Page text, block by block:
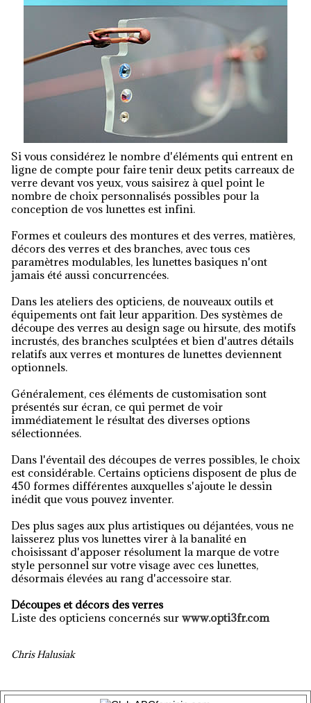
Si vous considérez le nombre d'éléments qui entrent en
ligne de compte pour faire tenir deux petits carreaux de
verre devant vos yeux, vous saisirez à quel point le
nombre de choix personnalisés possibles pour la
conception de vos lunettes est infini.
Formes et couleurs des montures et des verres, matières,
décors des verres et des branches, avec tous ces
paramètres modulables, les lunettes basiques n'ont
jamais été aussi concurrencées.
Dans les ateliers des opticiens, de nouveaux outils et
équipements ont fait leur apparition. Des systèmes de
découpe des verres au design sage ou hirsute, des motifs
incrustés, des branches sculptées et bien d'autres détails
relatifs aux verres et montures de lunettes deviennent
optionnels.
Généralement, ces éléments de customisation sont
présentés sur écran, ce qui permet de voir
immédiatement le résultat des diverses options
sélectionnées.
Dans l'éventail des découpes de verres possibles, le choix
est considérable. Certains opticiens disposent de plus de
450 formes différentes auxquelles s'ajoute le dessin
inédit que vous pouvez inventer.
Des plus sages aux plus artistiques ou déjantées, vous ne
laisserez plus vos lunettes virer à la banalité en
choisissant d'apposer résolument la marque de votre
style personnel sur votre visage avec ces lunettes,
désormais élevées au rang d'accessoire star.
Découpes et décors des verres
Liste des opticiens concernés sur www.opti3fr.com
Chris Halusiak